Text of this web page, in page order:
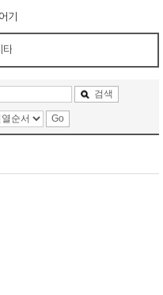
기
부품
검색